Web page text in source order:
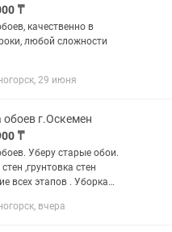
₸
качественно в
любой сложности
29 июня
обоев г.Оскемен
₸
Уберу старые обои.
,грунтовка стен
этапов . Уборка
вчера